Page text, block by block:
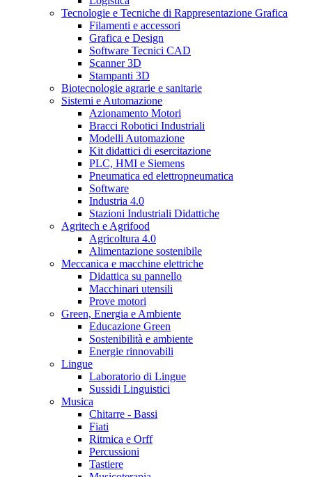
Tecnologie e Tecniche di Rappresentazione Grafica
Filamenti e accessori
Grafica e Design
Software Tecnici CAD
Scanner 3D
Stampanti 3D
Biotecnologie agrarie e sanitarie
Sistemi e Automazione
Azionamento Motori
Bracci Robotici Industriali
Modelli Automazione
Kit didattici di esercitazione
PLC, HMI e Siemens
Pneumatica ed elettropneumatica
Software
Industria 4.0
Stazioni Industriali Didattiche
Agritech e Agrifood
Agricoltura 4.0
Alimentazione sostenibile
Meccanica e macchine elettriche
Didattica su pannello
Macchinari utensili
Prove motori
Green, Energia e Ambiente
Educazione Green
Sostenibilità e ambiente
Energie rinnovabili
Lingue
Laboratorio di Lingue
Sussidi Linguistici
Musica
Chitarre - Bassi
Fiati
Ritmica e Orff
Percussioni
Tastiere